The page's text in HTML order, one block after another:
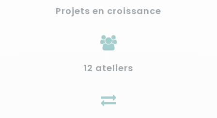
Projets en croissance
12 ateliers